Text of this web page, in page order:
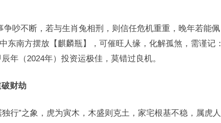
吵不断，若与生肖兔相刑，则信任危机重重，晚年若能佩
东南方摆放【麒麟瓶】，可催旺人缘，化解孤煞，需谨记：
年（2024年）投资运极佳，莫错过良机。
财劫
行”之象，虎为寅木，木盛则克土，家宅根基不稳，属虎人